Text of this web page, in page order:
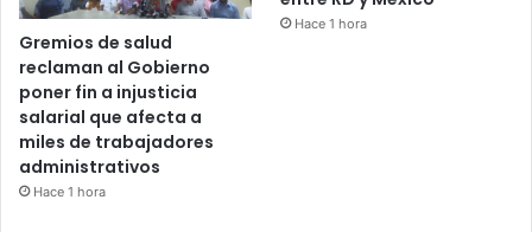
Gremios de salud
reclaman al Gobierno
poner fin a injusticia
salarial que afecta a
miles de trabajadores
administrativos
Hace 1 hora
Hace 1 hora